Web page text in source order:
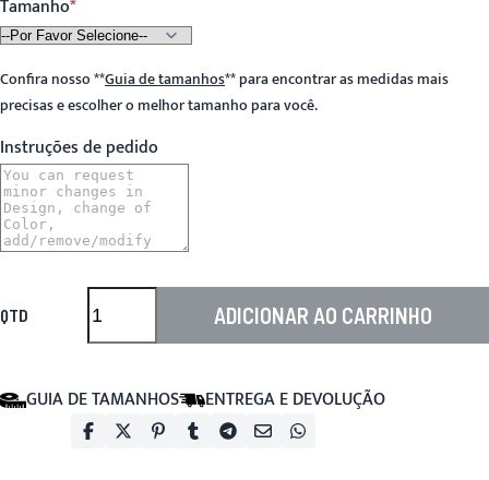
Tamanho
Confira nosso**Guia de tamanhos**para encontrar as medidas mais
precisas e escolher o melhor tamanho para você.
Instruções de pedido
QTD ADICIONAR AO CARRINHO
GUIA DE TAMANHOS ENTREGA E DEVOLUÇÃO